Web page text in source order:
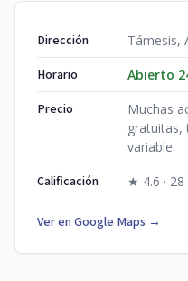
Dirección Támesis,
Horario Abierto
Precio
Muchas
gratuitas,
variable.
Calificación ★ 4.6 ·
Ver en Google Maps →